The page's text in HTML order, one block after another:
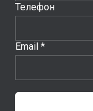
Телефон
Email *